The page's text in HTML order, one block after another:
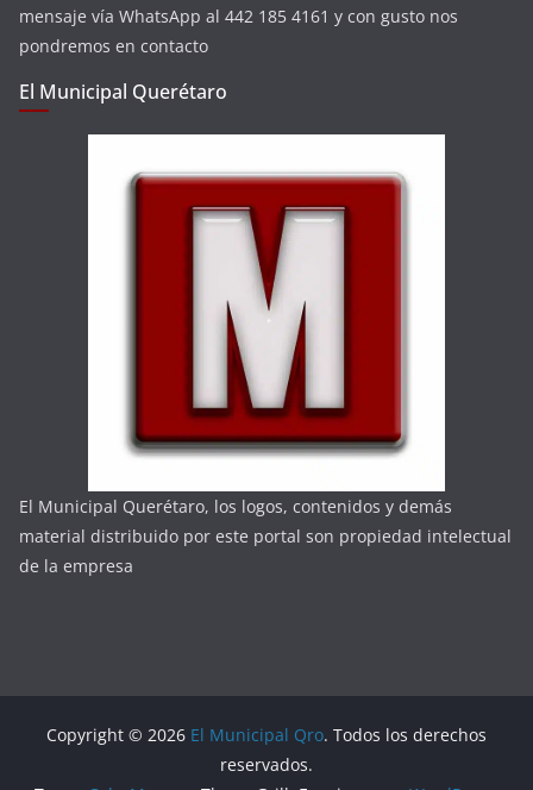
mensaje vía WhatsApp al 442 185 4161 y con gusto nos
pondremos en contacto
El Municipal Querétaro
El Municipal Querétaro, los logos, contenidos y demás
material distribuido por este portal son propiedad intelectual
de la empresa
Copyright © 2026 El Municipal Qro. Todos los derechos
reservados.